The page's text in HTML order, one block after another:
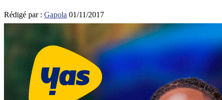
Rédigé par : Gapola 01/11/2017